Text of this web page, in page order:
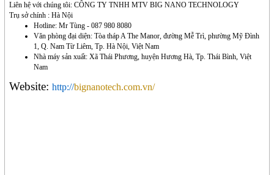
Liên hệ với chúng tôi: CÔNG TY TNHH MTV BIG NANO TECHNOLOGY
Trụ sở chính : Hà Nội
Hotline: Mr Tùng - 087 980 8080
Văn phòng đại diện: Tòa tháp A The Manor, đường Mễ Trì, phường Mỹ Đình
1, Q. Nam Từ Liêm, Tp. Hà Nội, Việt Nam
Nhà máy sản xuất: Xã Thái Phương, huyện Hương Hà, Tp. Thái Bình, Việt
Nam
Website:http://bignanotech.com.vn/